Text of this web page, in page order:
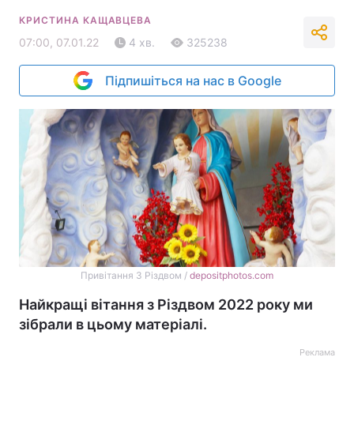
КРИСТИНА КАЩАВЦЕВА
07:00, 07.01.22 4 хв. 325238
Підпишіться на нас в Google
Привітання З Різдвом / depositphotos.com
Найкращі вітання з Різдвом 2022 року ми
зібрали в цьому матеріалі.
Реклама